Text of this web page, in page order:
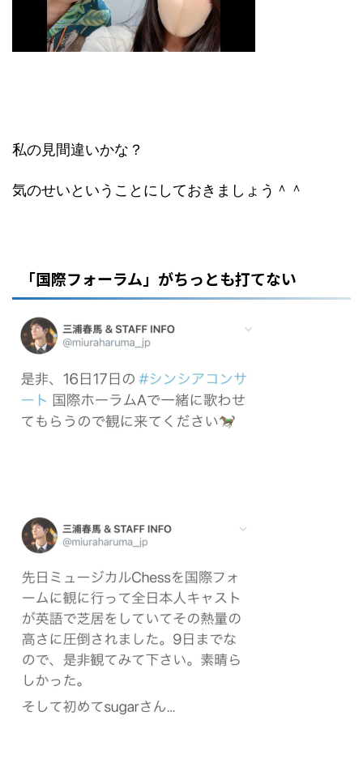
私の見間違いかな？
気のせいということにしておきましょう＾＾
「国際フォーラム」がちっとも打てない